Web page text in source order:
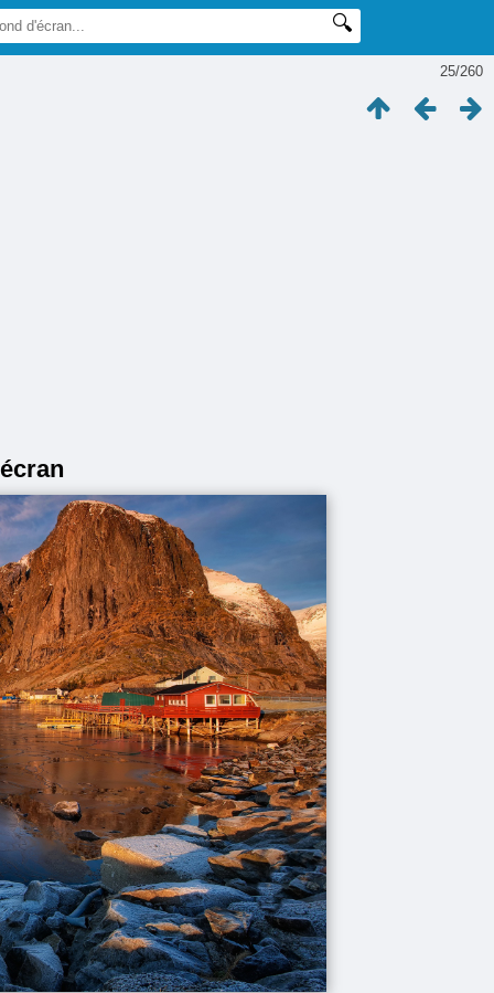
25/260